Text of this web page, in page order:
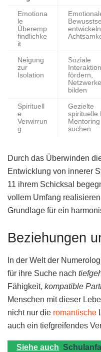
Emotiona
le
Überemp
findlichke
it
Neigung
zur
Isolation
Soziale
fördern,
Netzwerke
bilden
Spirituell
e
Verwirrun
g
Gezielte
spirituelle
Mentoring
suchen
Durch das Überwinden
Entwicklung von innerer
11 ihrem Schicksal
vollem Umfang
Grundlage für ein
Beziehungen
In der Welt der
für ihre Suche nach
Fähigkeit, kompatible
Menschen mit dieser
nicht nur die romantische
auch ein tiefgreifendes
Siehe auch